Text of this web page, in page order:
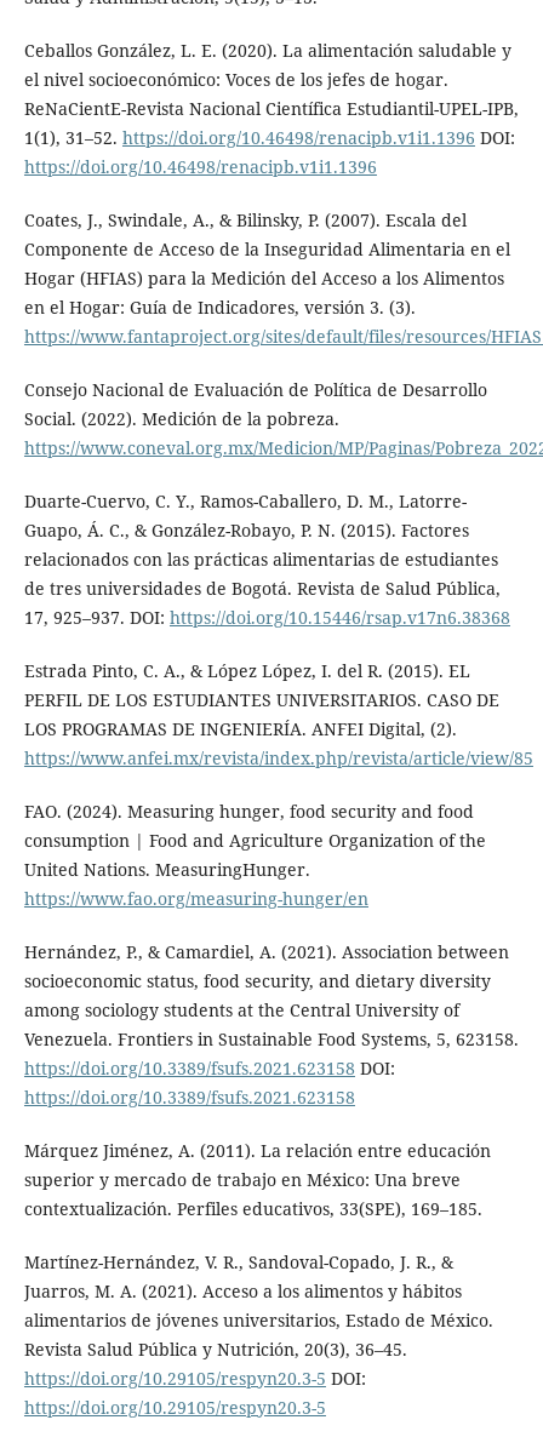
Ceballos González, L. E. (2020). La alimentación saludable y
el nivel socioeconómico: Voces de los jefes de hogar.
ReNaCientE-Revista Nacional Científica Estudiantil-UPEL-IPB,
1(1), 31–52. https://doi.org/10.46498/renacipb.v1i1.1396 DOI:
https://doi.org/10.46498/renacipb.v1i1.1396
Coates, J., Swindale, A., & Bilinsky, P. (2007). Escala del
Componente de Acceso de la Inseguridad Alimentaria en el
Hogar (HFIAS) para la Medición del Acceso a los Alimentos
en el Hogar: Guía de Indicadores, versión 3. (3).
https://www.fantaproject.org/sites/default/files/resources/
Consejo Nacional de Evaluación de Política de Desarrollo
Social. (2022). Medición de la pobreza.
https://www.coneval.org.mx/Medicion/MP/Paginas/
Duarte-Cuervo, C. Y., Ramos-Caballero, D. M., Latorre-
Guapo, Á. C., & González-Robayo, P. N. (2015). Factores
relacionados con las prácticas alimentarias de estudiantes
de tres universidades de Bogotá. Revista de Salud Pública,
17, 925–937. DOI: https://doi.org/10.15446/rsap.v17n6.38368
Estrada Pinto, C. A., & López López, I. del R. (2015). EL
PERFIL DE LOS ESTUDIANTES UNIVERSITARIOS. CASO DE
LOS PROGRAMAS DE INGENIERÍA. ANFEI Digital, (2).
https://www.anfei.mx/revista/index.php/revista/article/view/85
FAO. (2024). Measuring hunger, food security and food
consumption | Food and Agriculture Organization of the
United Nations. MeasuringHunger.
https://www.fao.org/measuring-hunger/en
Hernández, P., & Camardiel, A. (2021). Association between
socioeconomic status, food security, and dietary diversity
among sociology students at the Central University of
Venezuela. Frontiers in Sustainable Food Systems, 5, 623158.
https://doi.org/10.3389/fsufs.2021.623158 DOI:
https://doi.org/10.3389/fsufs.2021.623158
Márquez Jiménez, A. (2011). La relación entre educación
superior y mercado de trabajo en México: Una breve
contextualización. Perfiles educativos, 33(SPE), 169–185.
Martínez-Hernández, V. R., Sandoval-Copado, J. R., &
Juarros, M. A. (2021). Acceso a los alimentos y hábitos
alimentarios de jóvenes universitarios, Estado de México.
Revista Salud Pública y Nutrición, 20(3), 36–45.
https://doi.org/10.29105/respyn20.3-5 DOI:
https://doi.org/10.29105/respyn20.3-5